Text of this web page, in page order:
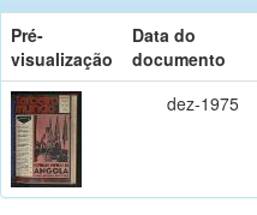
Pré-
visualização
Data do
documento
dez-1975